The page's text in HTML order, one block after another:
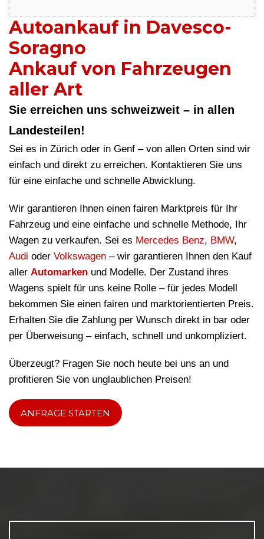
Autoankauf in Davesco-
Soragno
Ankauf von Fahrzeugen
aller Art
Sie erreichen uns schweizweit – in allen
Landesteilen!
Sei es in Zürich oder in Genf – von allen Orten sind wir
einfach und direkt zu erreichen. Kontaktieren Sie uns
für eine einfache und schnelle Abwicklung.
Wir garantieren Ihnen einen fairen Marktpreis für Ihr
Fahrzeug und eine einfache und schnelle Methode, Ihr
Wagen zu verkaufen. Sei es Mercedes Benz, BMW,
Audi oder Volkswagen – wir garantieren Ihnen den Kauf
aller Automarken und Modelle. Der Zustand ihres
Wagens spielt für uns keine Rolle – für jedes Modell
bekommen Sie einen fairen und marktorientierten Preis.
Erhalten Sie die Zahlung per Wunsch direkt in bar oder
per Überweisung – einfach, schnell und unkompliziert.
Überzeugt? Fragen Sie noch heute bei uns an und
profitieren Sie von unglaublichen Preisen!
ANFRAGE STARTEN